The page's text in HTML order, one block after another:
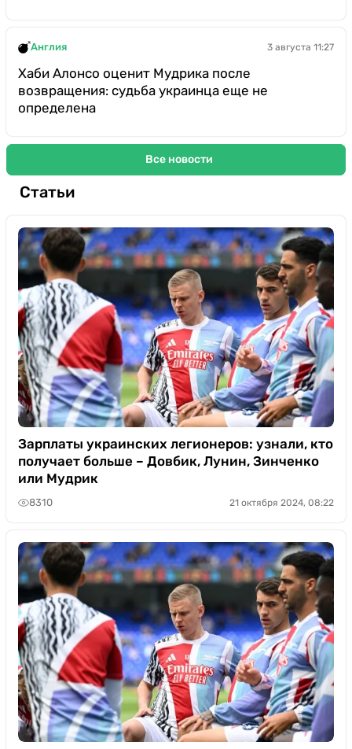
Англия 3 августа 11:27
Хаби Алонсо оценит Мудрика после
возвращения: судьба украинца еще не
определена
Все новости
Статьи
Зарплаты украинских легионеров: узнали, кто
получает больше – Довбик, Лунин, Зинченко
или Мудрик
8310 21 октября 2024, 08:22